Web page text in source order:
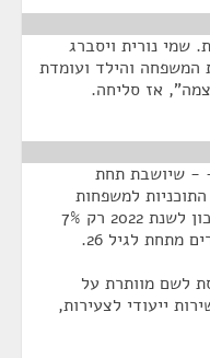
שמי נורית ויסברג
המשפחה והילד ועומדת
אז סליחה.
- שיושבת תחת
למשפחות
במצבי סיכון. נתונים שלנו מראים שנכון לשנת 2022 רק 7%
מתחת לגיל 26.
לשם מוותרת על
ייעודי לצעירות,